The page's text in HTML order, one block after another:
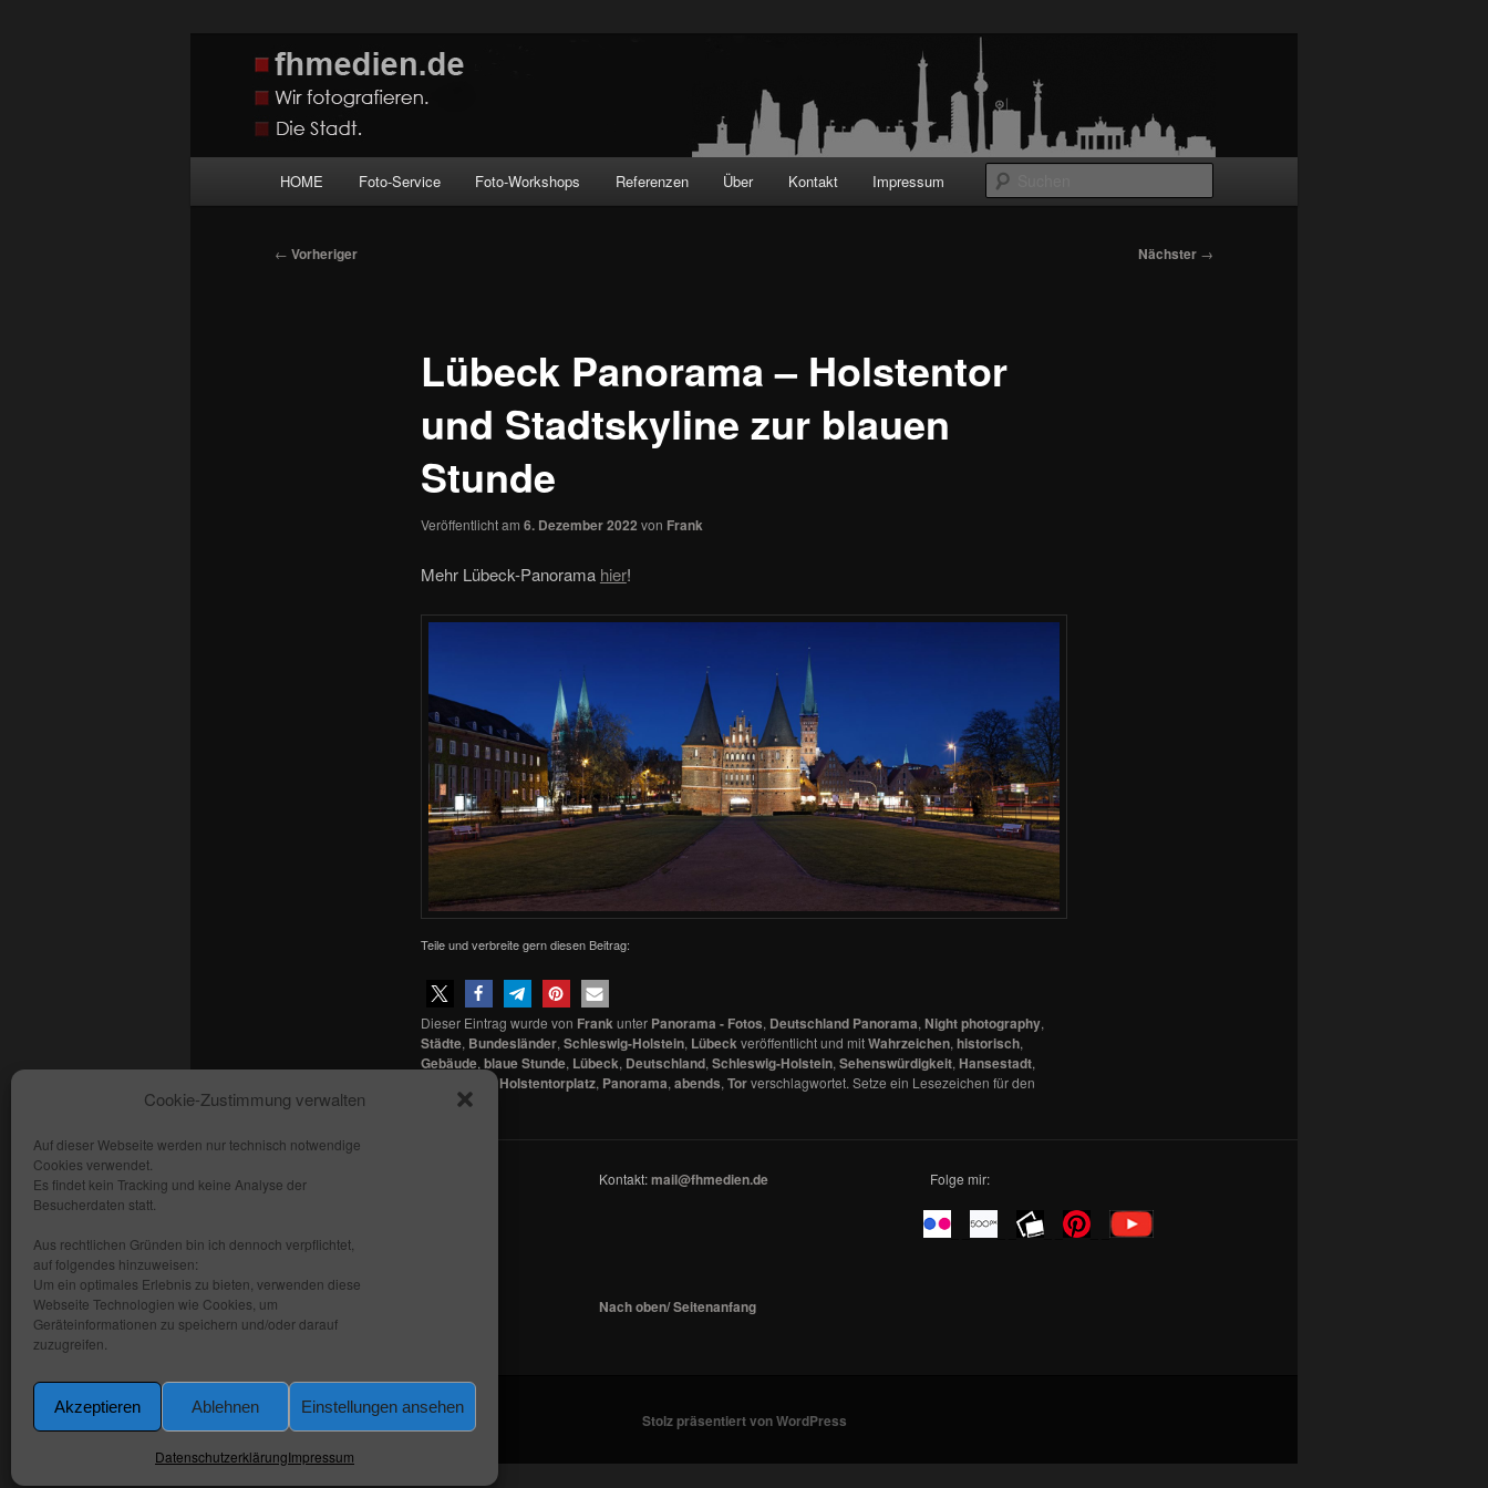
Cookie-Zustimmung verwalten
Auf dieser Webseite werden nur technisch notwendige
Cookies verwendet.
Es findet kein Tracking und keine Analyse der
Besucherdaten statt.
Aus rechtlichen Gründen bin ich dennoch verpflichtet,
auf folgendes hinzuweisen:
Um ein optimales Erlebnis zu bieten, verwenden diese
Webseite Technologien wie Cookies, um
Geräteinformationen zu speichern und/oder darauf
zuzugreifen.
Akzeptieren Ablehnen Einstellungen ansehen
DatenschutzerklärungImpressum
fhmedien.de
Wir fotografieren die Hauptstadt!
HOME Foto-Service Foto-Workshops Referenzen Über Kontakt Impressum
Beitragsnavigation
← Vorheriger Nächster →
Lübeck Panorama – Holstentor
und Stadtskyline zur blauen
Stunde
Veröffentlicht am 6. Dezember 2022 von Frank
Mehr Lübeck-Panorama hier!
Teile und verbreite gern diesen Beitrag:
Dieser Eintrag wurde von Frankunter Panorama - Fotos, Deutschland Panorama, Night photography,
Städte, Bundesländer, Schleswig-Holstein, Lübeckveröffentlicht und mitWahrzeichen, historisch,
Gebäude, blaue Stunde, Lübeck, Deutschland, Schleswig-Holstein, Sehenswürdigkeit, Hansestadt,
,Holstentorplatz, Panorama, abends, Torverschlagwortet. Setze ein Lesezeichen für den
Permalink
Copyright: fhmedien.de 2012 - 2026
Kontakt
Datenschutzerklärung
Impressum
Kontakt:mail@fhmedien.de
Nach oben/ Seitenanfang
Folge mir:
_ _ _ _ _ _
Stolz präsentiert von WordPress